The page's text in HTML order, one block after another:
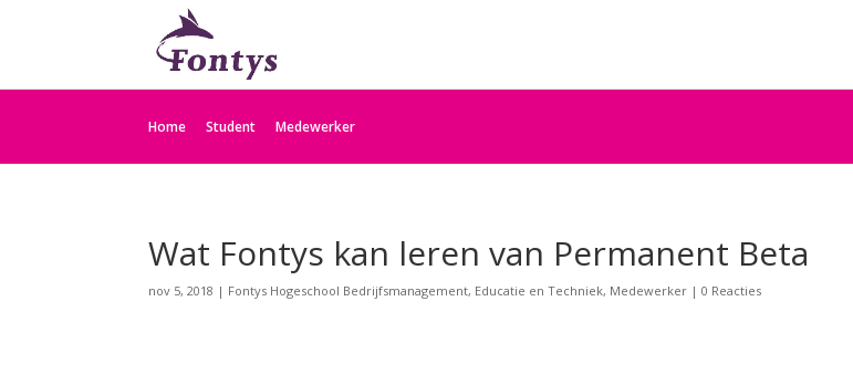
Home Student Medewerker
Wat Fontys kan leren van Permanent Beta
nov 5, 2018 | Fontys Hogeschool Bedrijfsmanagement, Educatie en Techniek, Medewerker |0 Reacties